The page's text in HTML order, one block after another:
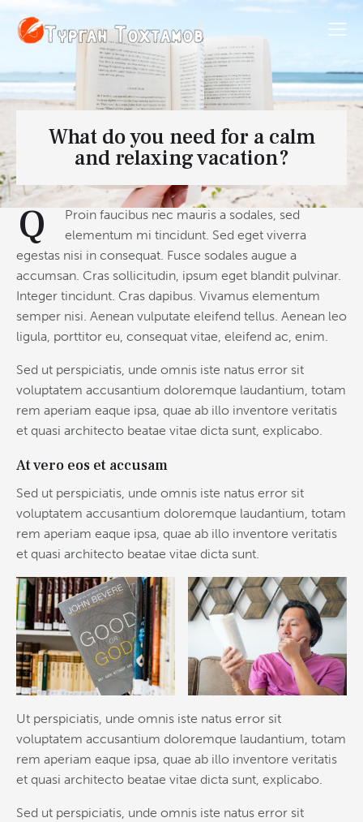
What do you need for a calm
and relaxing vacation?
Q
Proin faucibus nec mauris a sodales, sed
elementum mi tincidunt. Sed eget viverra
egestas nisi in consequat. Fusce sodales augue a
accumsan. Cras sollicitudin, ipsum eget blandit pulvinar.
Integer tincidunt. Cras dapibus. Vivamus elementum
semper nisi. Aenean vulputate eleifend tellus. Aenean leo
ligula, porttitor eu, consequat vitae, eleifend ac, enim.
Sed ut perspiciatis, unde omnis iste natus error sit
voluptatem accusantium doloremque laudantium, totam
rem aperiam eaque ipsa, quae ab illo inventore veritatis
et quasi architecto beatae vitae dicta sunt, explicabo.
At vero eos et accusam
Sed ut perspiciatis, unde omnis iste natus error sit
voluptatem accusantium doloremque laudantium, totam
rem aperiam eaque ipsa, quae ab illo inventore veritatis
et quasi architecto beatae vitae dicta sunt.
Ut perspiciatis, unde omnis iste natus error sit
voluptatem accusantium doloremque laudantium, totam
rem aperiam eaque ipsa, quae ab illo inventore veritatis
et quasi architecto beatae vitae dicta sunt, explicabo.
Sed ut perspiciatis, unde omnis iste natus error sit